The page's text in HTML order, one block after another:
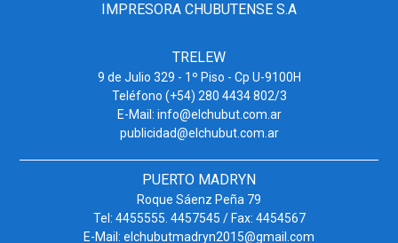
IMPRESORA CHUBUTENSE S.A
TRELEW
9 de Julio 329 - 1º Piso - Cp U-9100H
Teléfono (+54) 280 4434 802/3
E-Mail: info@elchubut.com.ar
publicidad@elchubut.com.ar
PUERTO MADRYN
Roque Sáenz Peña 79
Tel: 4455555. 4457545 / Fax: 4454567
E-Mail: elchubutmadryn2015@gmail.com